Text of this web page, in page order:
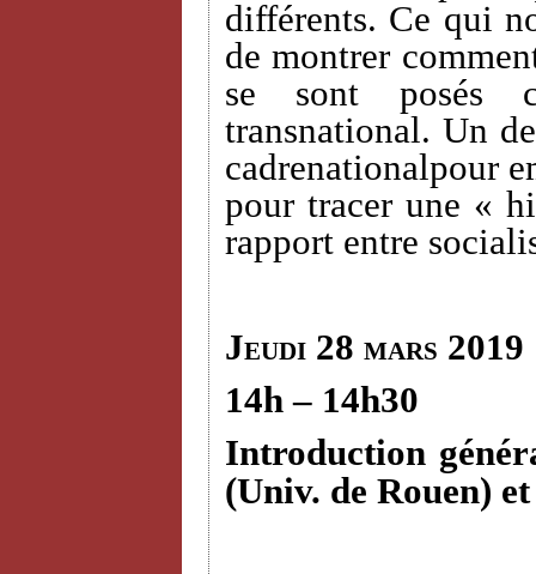
différents. Ce qui
de montrer
se sont posés
transnational. Un
cadrenationalpour
pour tracer une «
rapport entre
Jeudi 28 mars 2019
14h – 14h30
Introduction
(Univ. de Rouen)